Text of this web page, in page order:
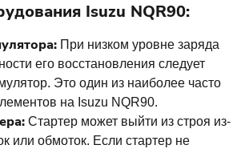
Isuzu NQR90:
При низком уровне заряда
его восстановления следует
Это один из наиболее часто
на Isuzu NQR90.
Стартер может выйти из строя из-
или обмоток. Если стартер не